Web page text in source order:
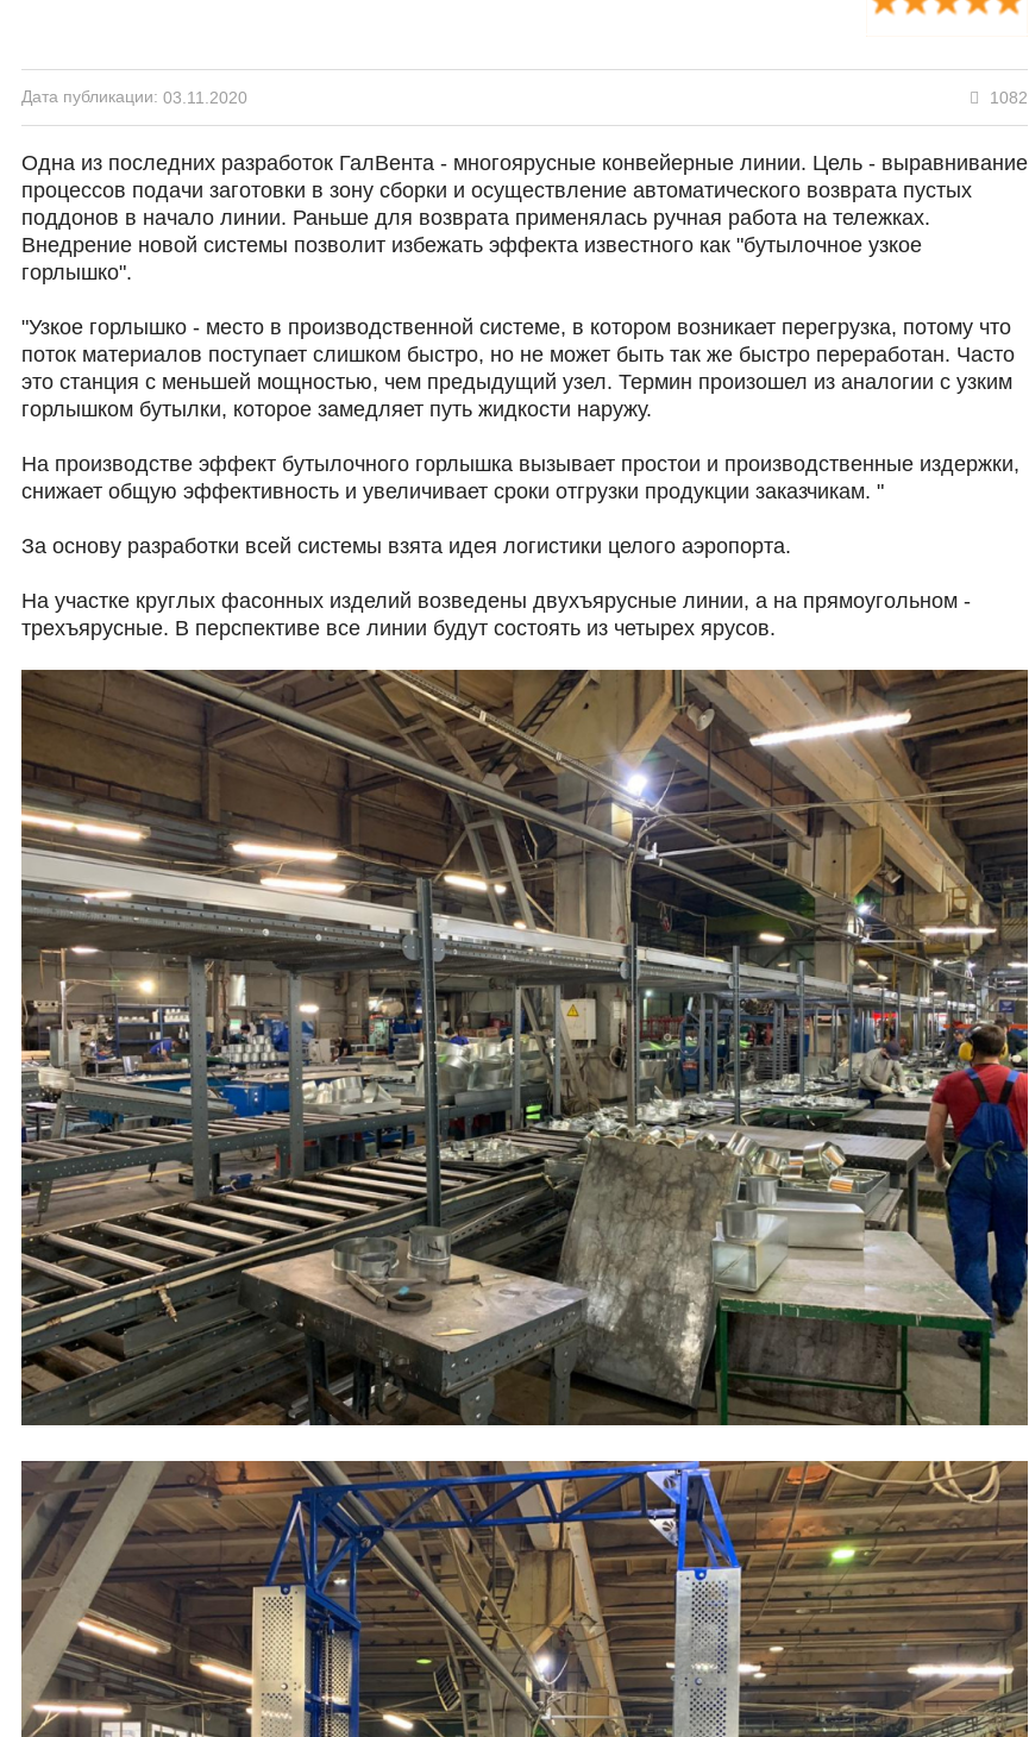
Дата публикации:03.11.2020 1082
Одна из последних разработок ГалВента - многоярусные конвейерные линии. Цель - выравнивание
процессов подачи заготовки в зону сборки и осуществление автоматического возврата пустых
поддонов в начало линии. Раньше для возврата применялась ручная работа на тележках.
Внедрение новой системы позволит избежать эффекта известного как "бутылочное узкое
горлышко".
"Узкое горлышко - место в производственной системе, в котором возникает перегрузка, потому что
поток материалов поступает слишком быстро, но не может быть так же быстро переработан. Часто
это станция с меньшей мощностью, чем предыдущий узел. Термин произошел из аналогии с узким
горлышком бутылки, которое замедляет путь жидкости наружу.
На производстве эффект бутылочного горлышка вызывает простои и производственные издержки,
снижает общую эффективность и увеличивает сроки отгрузки продукции заказчикам. "
За основу разработки всей системы взята идея логистики целого аэропорта.
На участке круглых фасонных изделий возведены двухъярусные линии, а на прямоугольном -
трехъярусные. В перспективе все линии будут состоять из четырех ярусов.